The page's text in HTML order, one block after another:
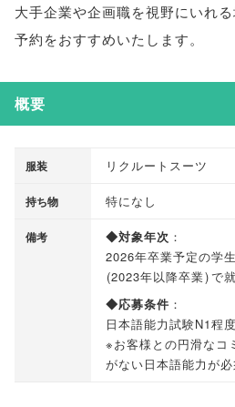
大手企業や企画職を視野にいれ
予約をおすすめいたします。
概要
服装 リクルートスーツ
持ち物 特になし
備考 ◆対象年次 ：
2026年卒業予定の学生
(2023年以降卒業)で
◆応募条件 ：
日本語能力試験N1程
※お客様との円滑なコ
がない日本語能力が